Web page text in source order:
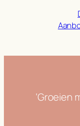
‘Groeien